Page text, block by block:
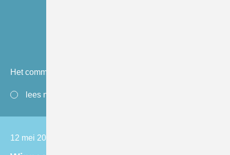
Het communiqué leest u hier.
lees meer
12 mei 2023